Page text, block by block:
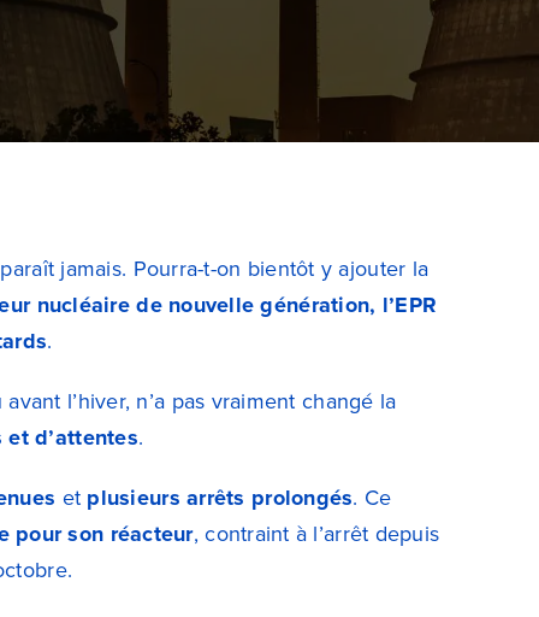
jamais. Pourra-t-on bientôt y ajouter la
nucléaire de nouvelle génération, l’EPR
.
l’hiver, n’a pas vraiment changé la
d’attentes.
et plusieurs arrêts prolongés. Ce
pour son réacteur, contraint à l’arrêt depuis